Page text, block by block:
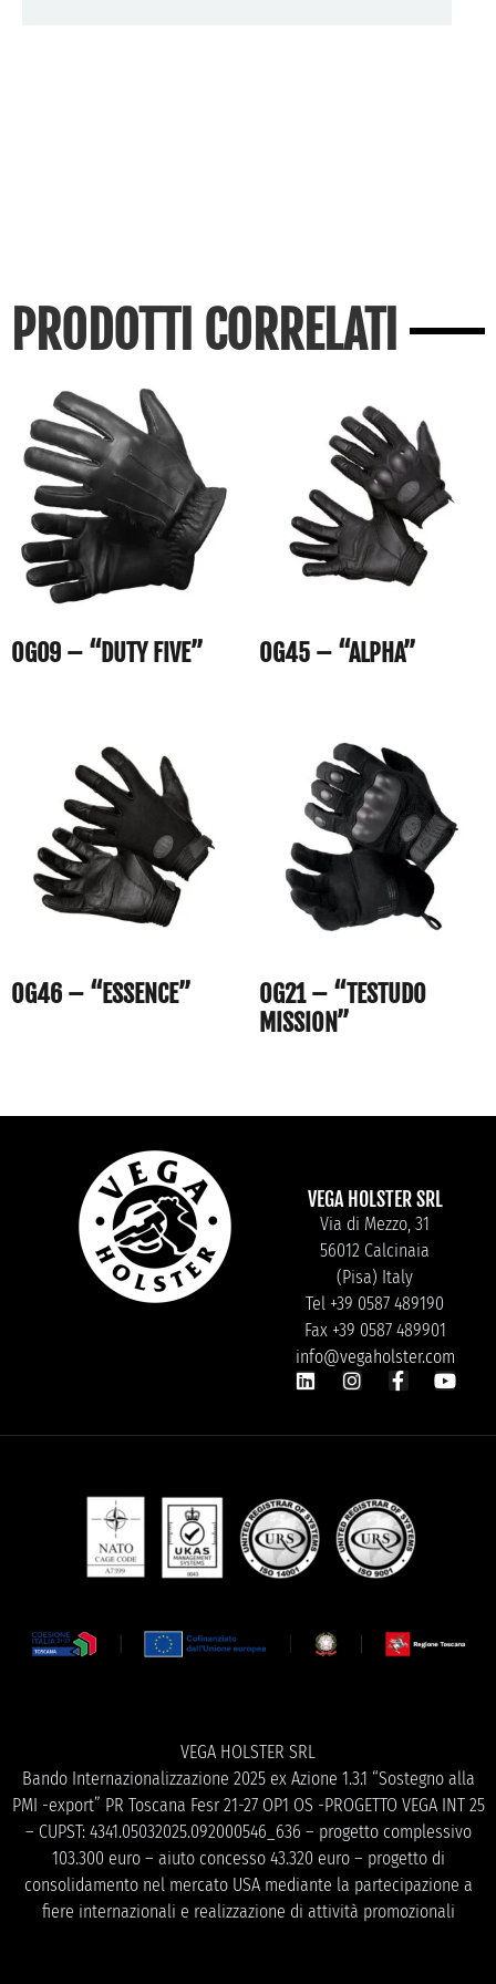
PRODOTTI CORRELATI
OG09 – “DUTY FIVE” OG45 – “ALPHA”
OG46 – “ESSENCE”
OG21 – “TESTUDO
MISSION”
VEGA HOLSTER SRL
Via di Mezzo, 31
56012 Calcinaia
(Pisa) Italy
Tel +39 0587 489190
Fax +39 0587 489901
info@vegaholster.com
VEGA HOLSTER SRL
Bando Internazionalizzazione 2025 ex Azione 1.3.1 “Sostegno alla
PMI -export” PR Toscana Fesr 21-27 OP1 OS -PROGETTO VEGA INT 25
– CUPST: 4341.05032025.092000546_636 – progetto complessivo
103.300 euro – aiuto concesso 43.320 euro – progetto di
consolidamento nel mercato USA mediante la partecipazione a
fiere internazionali e realizzazione di attività promozionali